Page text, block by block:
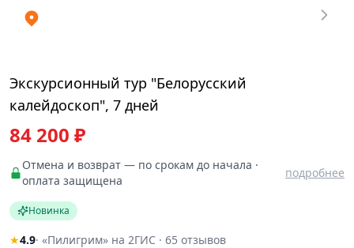
Экскурсионный тур "Белорусский
калейдоскоп", 7 дней
84 200 ₽
Отмена и возврат — по срокам до начала ·
оплата защищена
подробнее
Новинка
★4.9· «Пилигрим» на 2ГИС · 65 отзывов